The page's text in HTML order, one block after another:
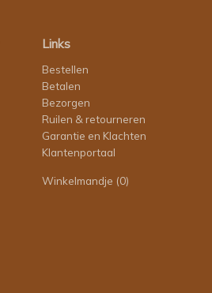
Links
Bestellen
Betalen
Bezorgen
Ruilen & retourneren
Garantie en Klachten
Klantenportaal
Winkelmandje (0)